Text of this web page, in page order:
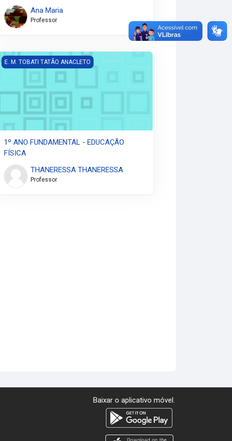
Ana Maria
Professor
1º ANO FUNDAMENTAL - EDUCAÇÃO FÍSICA
E. M. TOBATI TATÃO ANACLETO
1º ANO FUNDAMENTAL - EDUCAÇÃO
FÍSICA
THANERESSA THANERESSA
Professor
Baixar o aplicativo móvel.